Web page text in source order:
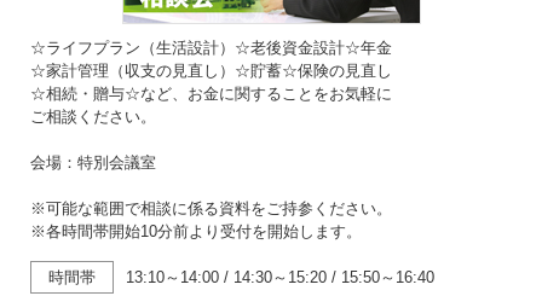
☆ライフプラン（生活設計）☆老後資金設計☆年金
☆家計管理（収支の見直し）☆貯蓄☆保険の見直し
☆相続・贈与☆など、お金に関することをお気軽に
ご相談ください。
会場：特別会議室
※可能な範囲で相談に係る資料をご持参ください。
※各時間帯開始10分前より受付を開始します。
時間帯 13:10～14:00 / 14:30～15:20 / 15:50～16:40